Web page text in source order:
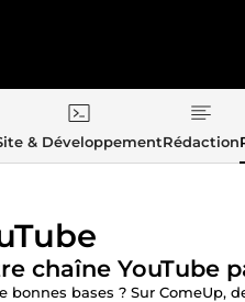
& DéveloppementRédaction
chaîne YouTube
bases ? Sur ComeUp,